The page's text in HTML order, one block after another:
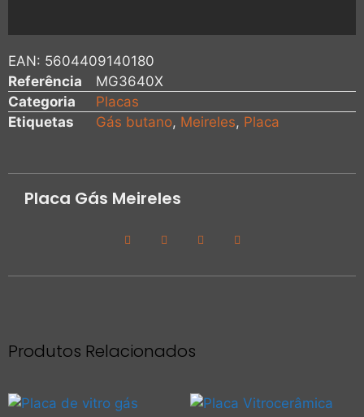
EAN: 5604409140180
Referência
MG3640X
Categoria
Placas
Etiquetas
Gás butano, Meireles, Placa
Placa Gás Meireles
Produtos Relacionados